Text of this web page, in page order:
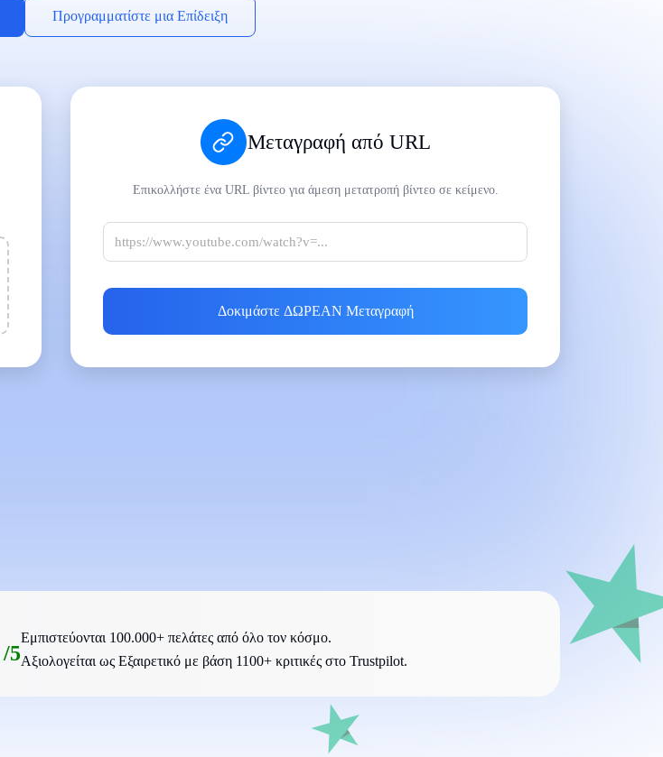
Προγραμματίστε μια Επίδειξη
Μεταγραφή από URL
Επικολλήστε ένα URL βίντεο για άμεση μετατροπή βίντεο σε κείμενο.
Δοκιμάστε ΔΩΡΕΑΝ Μεταγραφή
/5
Εμπιστεύονται 100.000+ πελάτες από όλο τον κόσμο.
Αξιολογείται ως Εξαιρετικό με βάση 1100+ κριτικές στο Trustpilot.